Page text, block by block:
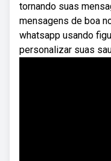
tornando suas
mensagens de boa
whatsapp usando
personalizar suas